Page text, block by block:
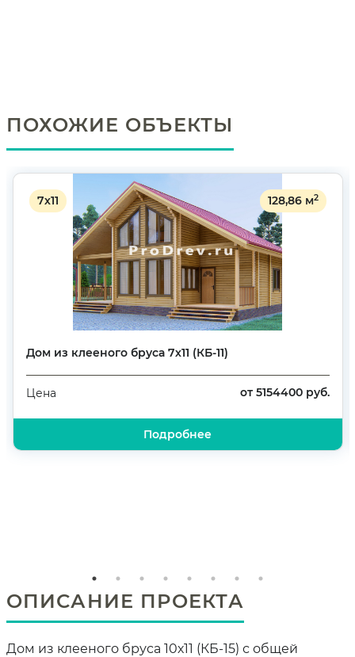
ПОХОЖИЕ ОБЪЕКТЫ
128,86 м2
7х11
Дом из клееного бруса 7х11 (КБ-11)
Цена от 5154400 руб.
Подробнее
ОПИСАНИЕ ПРОЕКТА
Дом из клееного бруса 10х11 (КБ-15) с общей